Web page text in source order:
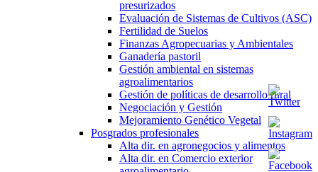
presurizados
Evaluación de Sistemas de Cultivos (ASC)
Fertilidad de Suelos
Finanzas Agropecuarias y Ambientales
Ganadería pastoril
Gestión ambiental en sistemas
agroalimentarios
Gestión de políticas de desarrollo rural
Negociación y Gestión
Mejoramiento Genético Vegetal
Posgrados profesionales
Alta dir. en agronegocios y alimentos
Alta dir. en Comercio exterior